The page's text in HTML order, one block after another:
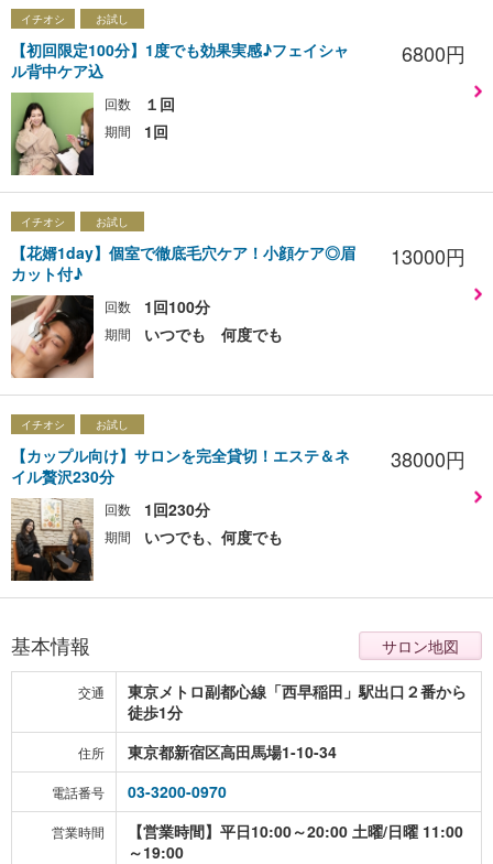
イチオシ お試し
【初回限定100分】1度でも効果実感♪フェイシャ
ル背中ケア込
6800円
回数 １回
期間 1回
イチオシ お試し
【花婿1day】個室で徹底毛穴ケア！小顔ケア◎眉
カット付♪
13000円
回数 1回100分
期間 いつでも 何度でも
イチオシ お試し
【カップル向け】サロンを完全貸切！エステ＆ネ
イル贅沢230分
38000円
回数 1回230分
期間 いつでも、何度でも
基本情報 サロン地図
交通
東京メトロ副都心線「西早稲田」駅出口２番から
徒歩1分
住所 東京都新宿区高田馬場1-10-34
電話番号 03-3200-0970
営業時間
【営業時間】平日10:00～20:00 土曜/日曜 11:00
～19:00